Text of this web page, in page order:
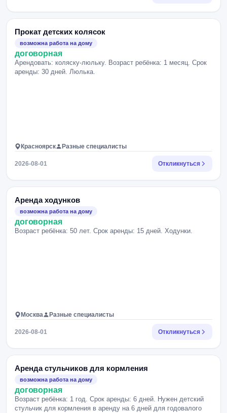
Прокат детских колясок
возможна работа на дому
договорная
Арендовать: коляску-люльку. Возраст ребёнка: 1 месяц. Срок
аренды: 30 дней. Люлька.
Красноярск Разные специалисты
2026-08-01 Откликнуться
Аренда ходунков
возможна работа на дому
договорная
Возраст ребёнка: 50 лет. Срок аренды: 15 дней. Ходунки.
Москва Разные специалисты
2026-08-01 Откликнуться
Аренда стульчиков для кормления
возможна работа на дому
договорная
Возраст ребёнка: 1 год. Срок аренды: 6 дней. Нужен детский
стульчик для кормления в аренду на 6 дней для годовалого